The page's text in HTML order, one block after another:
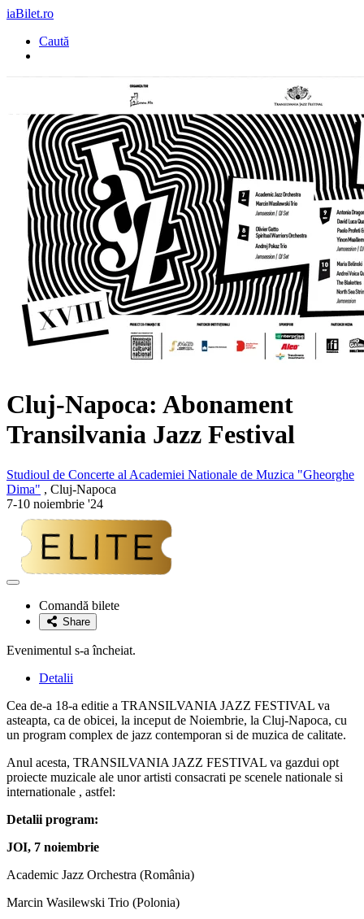
iaBilet.ro
Caută
Cluj-Napoca: Abonament
Transilvania Jazz Festival
Studioul de Concerte al Academiei Nationale de Muzica "Gheorghe
Dima" , Cluj-Napoca
7-10 noiembrie '24
Adaugă
favoriteComandă bilete
Share
Evenimentul s-a încheiat.
Detalii
Cea de-a 18-a editie a TRANSILVANIA JAZZ FESTIVAL va
asteapta, ca de obicei, la inceput de Noiembrie, la Cluj-Napoca, cu
un program complex de jazz contemporan si de muzica de calitate.
Anul acesta, TRANSILVANIA JAZZ FESTIVAL va gazdui opt
proiecte muzicale ale unor artisti consacrati pe scenele nationale si
internationale , astfel:
Detalii program:
JOI, 7 noiembrie
Academic Jazz Orchestra (România)
Marcin Wasilewski Trio (Polonia)